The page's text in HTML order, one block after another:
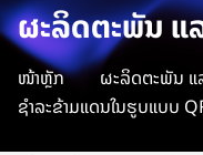
ຜະລິດຕະພັນ ແ
ໜ້າຫຼັກ
ຜະລິດຕະພັນ ແ
ຊຳລະຂ້າມແດນໃນຮູບແບບ